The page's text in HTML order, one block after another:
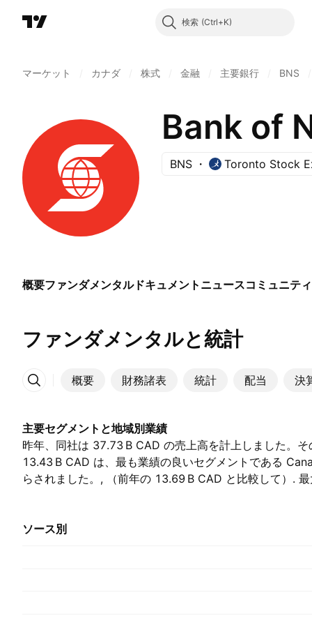
検索
マーケット カナダ 株式 金融 主要銀行 BNS
Bank of
BNS Toronto Stock
概要ファンダメンタルドキュメント ニュースコミュニティ
ファンダメンタルと統計
概要 財務諸表 統計 配当 決
その他
主要セグメントと地域別業績
昨年、同社は ‪37.73 B‬ CAD の売上高を計上しました。
‪13.43 B‬ CAD は、最も業績の良いセグメントである
らされました。, （前年の ‪13.69 B‬ CAD と比較して）.
ソース別